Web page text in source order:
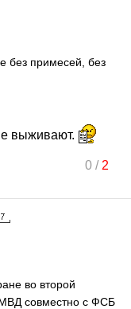
без примесей, без
выживают.
0/ 2
во второй
совместно с ФСБ